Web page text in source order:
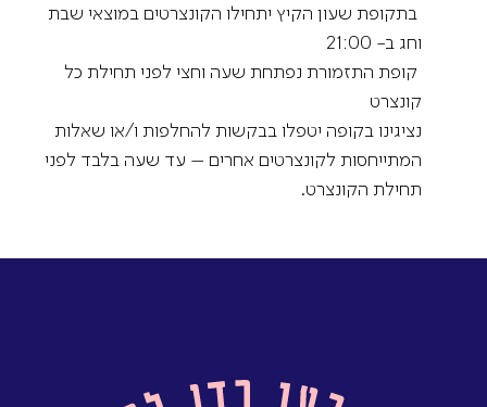
בתקופת שעון הקיץ יתחילו הקונצרטים במוצאי שבת
וחג ב- 21:00
קופת התזמורת נפתחת שעה וחצי לפני תחילת כל
קונצרט
נציגינו בקופה יטפלו בבקשות להחלפות ו/או שאלות
המתייחסות לקונצרטים אחרים – עד שעה בלבד לפני
תחילת הקונצרט.